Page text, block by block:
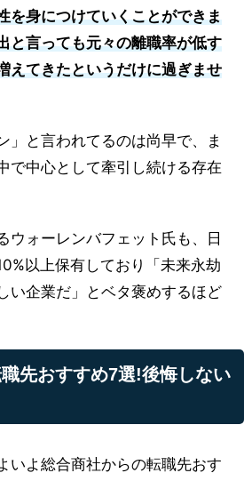
を身につけていくことができま
と言っても元々の離職率が低す
えてきたというだけに過ぎませ
」と言われてるのは尚早で、ま
で中心として牽引し続ける存在
ウォーレンバフェット氏も、日
以上保有しており「未来永劫
い企業だ」とベタ褒めするほど
先おすすめ7選!後悔しない
いよ総合商社からの転職先おす